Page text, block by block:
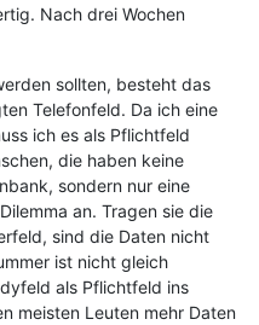
Nach drei Wochen
sollten, besteht das
Telefonfeld. Da ich eine
ich es als Pflichtfeld
die haben keine
sondern nur eine
an. Tragen sie die
sind die Daten nicht
ist nicht gleich
als Pflichtfeld ins
meisten Leuten mehr Daten